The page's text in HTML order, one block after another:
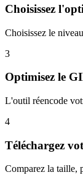
Choisissez
Choisissez le
3
Optimisez le
L'outil réencode
4
Téléchargez
Comparez la taille,